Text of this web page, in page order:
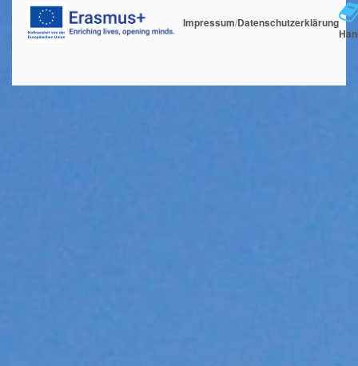
Impressum/Datenschutzerklärung